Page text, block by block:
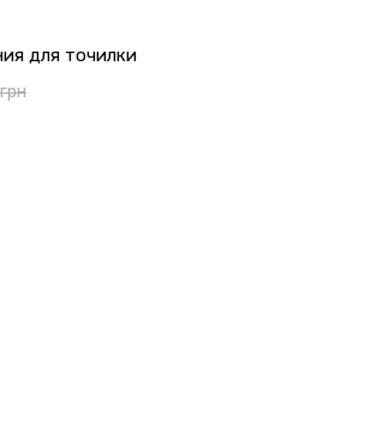
для точилки